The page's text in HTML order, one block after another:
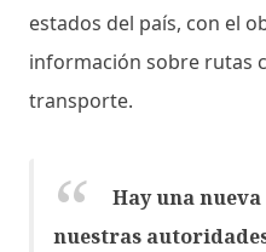
estados del país, con el
información sobre rutas
transporte.
Hay una
nuestras